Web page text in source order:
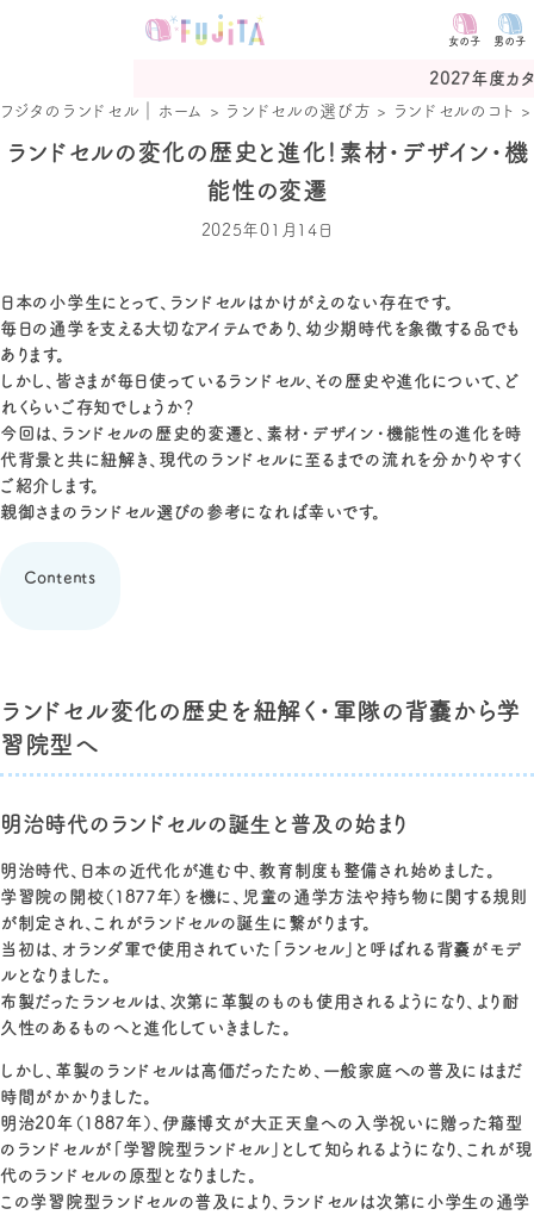
女の子 男の子
2027年度カタログ予約受付
フジタのランドセル｜ホーム
> ランドセルの選び方 > ランドセルのコト
ランドセルの変化の歴史と進化！素材・デザイン・機
能性の変遷
2025年01月14日
日本の小学生にとって、ランドセルはかけがえのない存在です。
毎日の通学を支える大切なアイテムであり、幼少期時代を象徴する品でも
あります。
しかし、皆さまが毎日使っているランドセル、その歴史や進化について、ど
れくらいご存知でしょうか？
今回は、ランドセルの歴史的変遷と、素材・デザイン・機能性の進化を時
代背景と共に紐解き、現代のランドセルに至るまでの流れを分かりやすく
ご紹介します。
親御さまのランドセル選びの参考になれば幸いです。
Contents
ランドセル変化の歴史を紐解く・軍隊の背嚢から学
習院型へ
明治時代のランドセルの誕生と普及の始まり
明治時代、日本の近代化が進む中、教育制度も整備され始めました。
学習院の開校（1877年）を機に、児童の通学方法や持ち物に関する規則
が制定され、これがランドセルの誕生に繋がります。
当初は、オランダ軍で使用されていた「ランセル」と呼ばれる背嚢がモデ
ルとなりました。
布製だったランセルは、次第に革製のものも使用されるようになり、より耐
久性のあるものへと進化していきました。
しかし、革製のランドセルは高価だったため、一般家庭への普及にはまだ
時間がかかりました。
明治20年（1887年）、伊藤博文が大正天皇への入学祝いに贈った箱型
のランドセルが「学習院型ランドセル」として知られるようになり、これが現
代のランドセルの原型となりました。
この学習院型ランドセルの普及により、ランドセルは次第に小学生の通学